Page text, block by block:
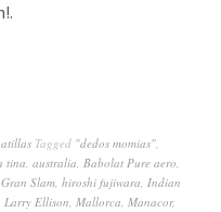
Tagged "dedos momias",
tina, australia, Babolat Pure aero,
Gran Slam, hiroshi fujiwara, Indian
Larry Ellison, Mallorca, Manacor,